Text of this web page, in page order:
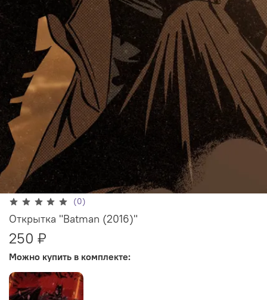
(0)
Открытка "Batman (2016)"
250 ₽
Можно купить в комплекте: